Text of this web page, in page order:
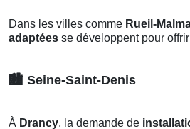
Dans les villes comme Rueil-
adaptées se développent pour
🏙️ Seine-Saint-Denis
À Drancy, la demande de